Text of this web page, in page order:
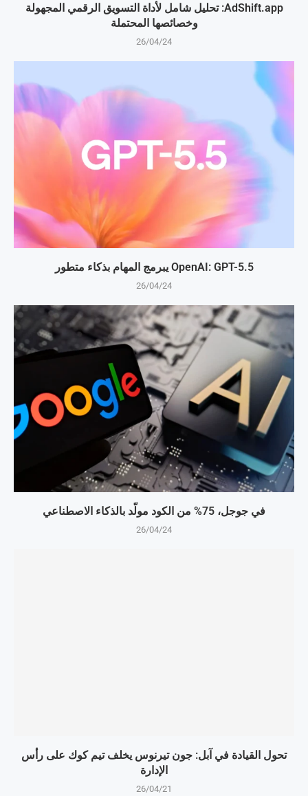
AdShift.app: تحليل شامل لأداة التسويق الرقمي المجهولة
وخصائصها المحتملة
26/04/24
OpenAI: GPT-5.5 يبرمج المهام بذكاء متطور
26/04/24
في جوجل، 75% من الكود مولّد بالذكاء الاصطناعي
26/04/24
تحول القيادة في آبل: جون تيرنوس يخلف تيم كوك على رأس
الإدارة
26/04/21